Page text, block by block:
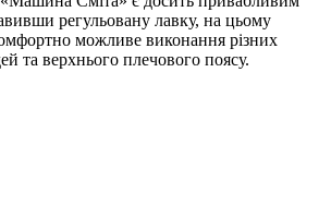
регульовану лавку, на цьому
можливе виконання різних
та верхнього плечового поясу.